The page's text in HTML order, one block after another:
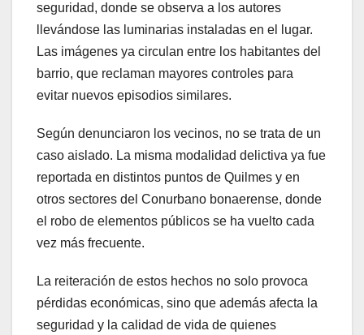
seguridad, donde se observa a los autores
llevándose las luminarias instaladas en el lugar.
Las imágenes ya circulan entre los habitantes del
barrio, que reclaman mayores controles para
evitar nuevos episodios similares.
Según denunciaron los vecinos, no se trata de un
caso aislado. La misma modalidad delictiva ya fue
reportada en distintos puntos de Quilmes y en
otros sectores del Conurbano bonaerense, donde
el robo de elementos públicos se ha vuelto cada
vez más frecuente.
La reiteración de estos hechos no solo provoca
pérdidas económicas, sino que además afecta la
seguridad y la calidad de vida de quienes